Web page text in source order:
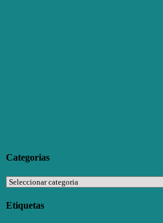
Categorias
Categorias
Etiquetas